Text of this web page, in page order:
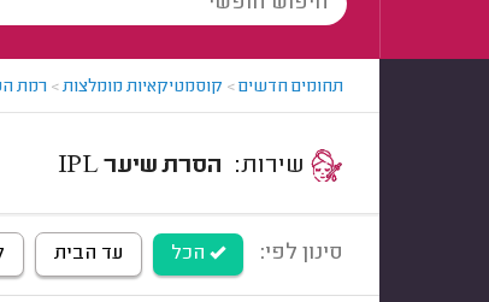
תחומים חדשים> קוסמטיקאיות מומלצות> רמת
הסרת שיער IPL
סינון לפי: הכל עד הבית